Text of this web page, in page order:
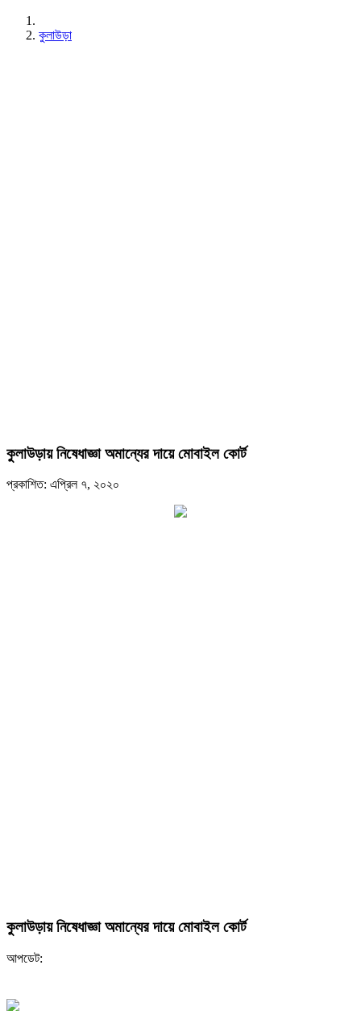
কুলাউড়া
কুলাউড়ায় নিষেধাজ্ঞা অমান্যের দায়ে মোবাইল কোর্ট
প্রকাশিত: এপ্রিল ৭, ২০২০
কুলাউড়ায় নিষেধাজ্ঞা অমান্যের দায়ে মোবাইল কোর্ট
আপডেট: